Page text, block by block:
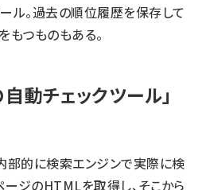
ル。過去の順位履歴を保存して
もつものもある。
動チェックツール」
部的に検索エンジンで実際に検
ジのHTMLを取得し、そこから